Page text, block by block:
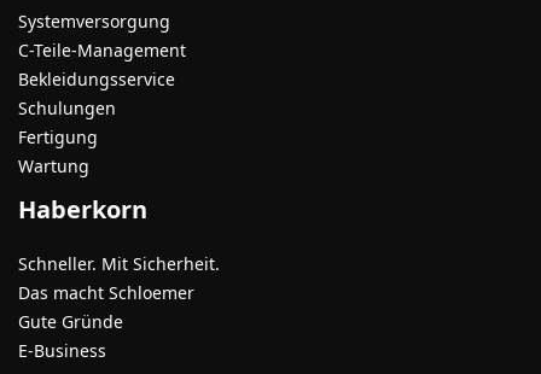
Systemversorgung
C-Teile-Management
Bekleidungsservice
Schulungen
Fertigung
Wartung
Haberkorn
Schneller. Mit Sicherheit.
Das macht Schloemer
Gute Gründe
E-Business